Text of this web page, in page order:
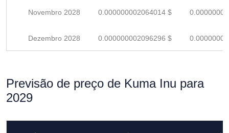
Novembro 2028 0.000000002064014 $
Dezembro 2028 0.000000002096296 $
Previsão de preço de Kuma Inu para
2029